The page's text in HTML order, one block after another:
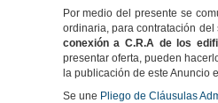
Por medio del presente se
ordinaria, para contratación
conexión a C.R.A de los
presentar oferta, pueden
la publicación de este Anuncio
Se une Pliego de Cláusulas